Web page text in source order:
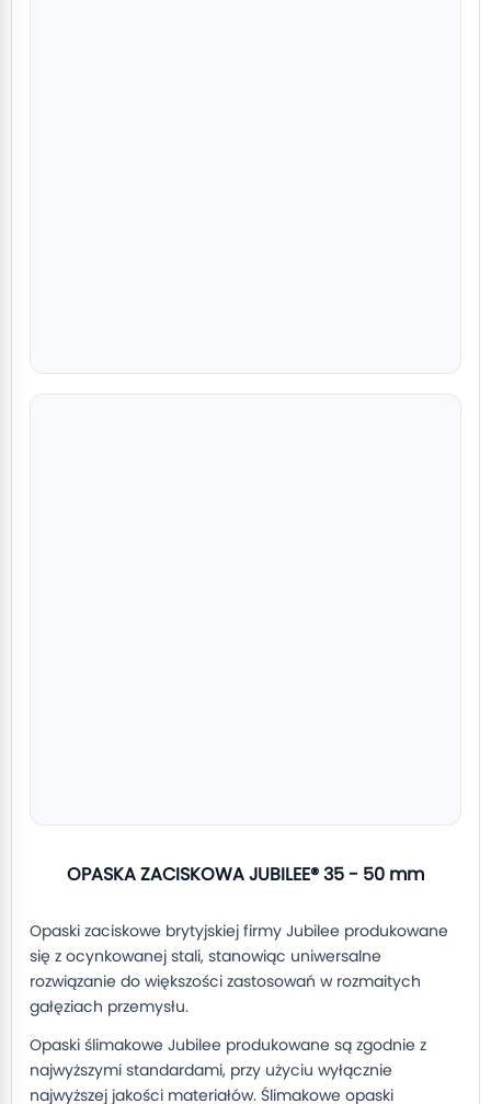
OPASKA ZACISKOWA JUBILEE® 35 - 50 mm
Opaski zaciskowe brytyjskiej firmy Jubilee produkowane
się z ocynkowanej stali, stanowiąc uniwersalne
rozwiązanie do większości zastosowań w rozmaitych
gałęziach przemysłu.
Opaski ślimakowe Jubilee produkowane są zgodnie z
najwyższymi standardami, przy użyciu wyłącznie
najwyższej jakości materiałów. Ślimakowe opaski